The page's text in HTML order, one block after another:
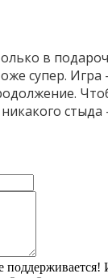
в
супер. Игра
поддерживается!